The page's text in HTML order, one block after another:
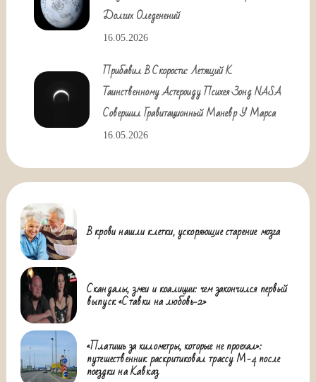
Долгих Оледенений
16.05.2026
Прибавил В Скорости: Летящий К
Таинственному Астероиду Психея Зонд NASA
Совершил Гравитационный Маневр У Марса
16.05.2026
В крови нашли клетки, ускоряющие старение мозга
Скандалы, змеи и коалиции: чем закончился первый
выпуск «Ставки на любовь-2»
«Платишь за километры, которые не проехал»:
путешественник раскритиковал трассу М-4 после
поездки на Кавказ